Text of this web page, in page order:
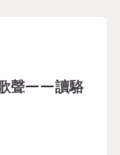
歌聲——讀駱